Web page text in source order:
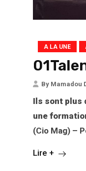
A LA UNE
By Mamadou
Ils sont plus
une
(Cio Mag) –
Lire +